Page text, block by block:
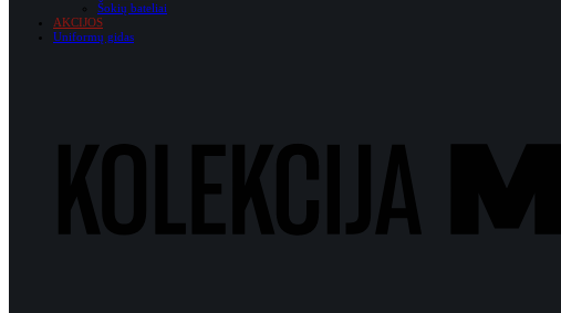
Šokių bateliai
AKCIJOS
Uniformų gidas